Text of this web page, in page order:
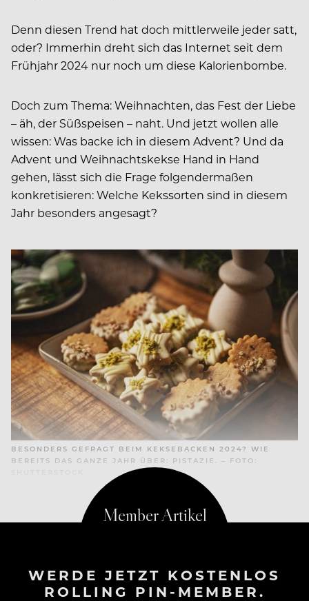
Denn diesen Trend hat doch mittlerweile jeder satt,
oder? Immerhin dreht sich das Internet seit dem
Frühjahr 2024 nur noch um diese Kalorienbombe.
Doch zum Thema: Weihnachten, das Fest der Liebe
– äh, der Süßspeisen – naht. Und jetzt wollen alle
wissen: Was backe ich in diesem Advent? Und da
Advent und Weihnachtskekse Hand in Hand
gehen, lässt sich die Frage folgendermaßen
konkretisieren: Welche Kekssorten sind in diesem
Jahr besonders angesagt?
BESONDERS GEFRAGT BEIM KEKSEBACKEN 2024? WIE
BEREITS DAS GANZE JAHR ÜBER: PISTAZIE. – FOTO:
WERDE JETZT KOSTENLOS
ROLLING PIN-MEMBER.